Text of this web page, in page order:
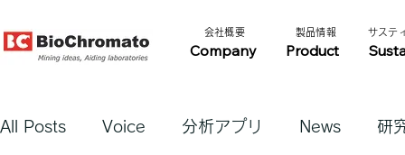
Company Product
​製品情報​​
​会社概要​​ サステ
All Posts Voice 分析アプリ News 研